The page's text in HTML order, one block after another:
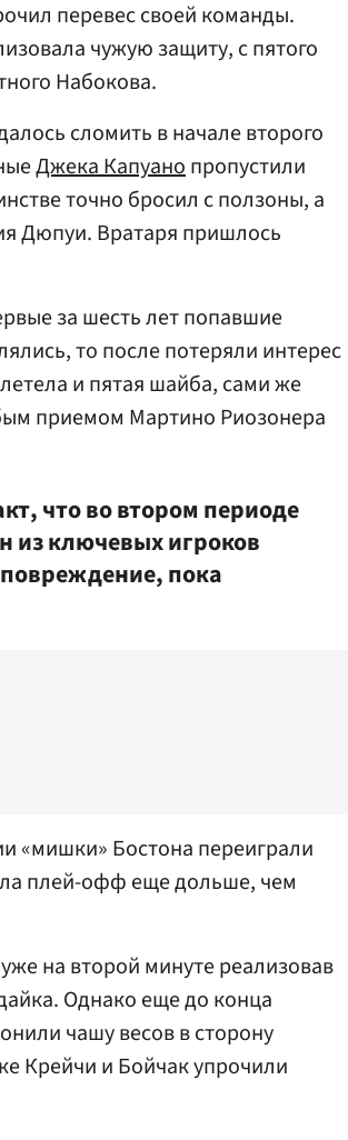
перевес своей команды.
чужую защиту, с пятого
Набокова.
сломить в начале второго
Джека Капуанопропустили
точно бросил с ползоны, а
Дюпуи. Вратаря пришлось
за шесть лет попавшие
то после потеряли интерес
и пятая шайба, сами же
приемом Мартино Риозонера
что во втором периоде
из ключевых игроков
пока
«мишки» Бостона переиграли
плей-офф еще дольше, чем
на второй минуте реализовав
Однако еще до конца
чашу весов в сторону
Крейчи и Бойчак упрочили